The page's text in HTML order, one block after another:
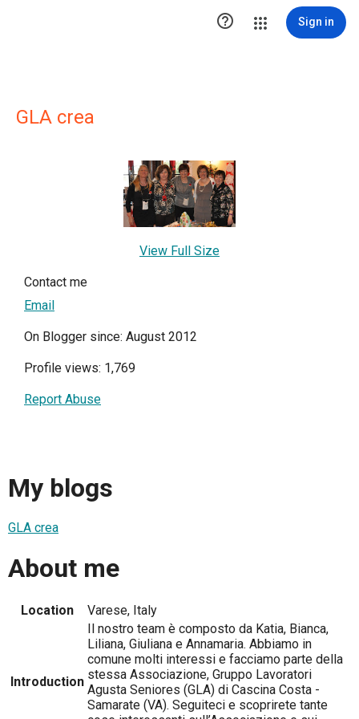
 Sign in
GLA crea
View Full Size
Contact me
Email
On Blogger since: August 2012
Profile views: 1,769
Report Abuse
My blogs
GLA crea
About me
Location Varese, Italy
Introduction
Il nostro team è composto da Katia, Bianca,
Liliana, Giuliana e Annamaria. Abbiamo in
comune molti interessi e facciamo parte della
stessa Associazione, Gruppo Lavoratori
Agusta Seniores (GLA) di Cascina Costa -
Samarate (VA). Seguiteci e scoprirete tante